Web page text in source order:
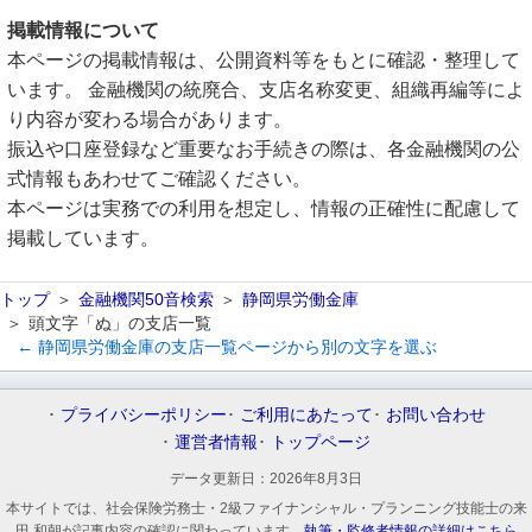
掲載情報について
本ページの掲載情報は、公開資料等をもとに確認・整理して
います。 金融機関の統廃合、支店名称変更、組織再編等によ
り内容が変わる場合があります。
振込や口座登録など重要なお手続きの際は、各金融機関の公
式情報もあわせてご確認ください。
本ページは実務での利用を想定し、情報の正確性に配慮して
掲載しています。
トップ 金融機関50音検索
静岡県労働金庫
頭文字「ぬ」の支店一覧
← 静岡県労働金庫の支店一覧ページから別の文字を選ぶ
プライバシーポリシー ご利用にあたって
お問い合わせ
運営者情報
トップページ
データ更新日： 2026年8月3日
本サイトでは、社会保険労務士・2級ファイナンシャル・プランニング技能士の来